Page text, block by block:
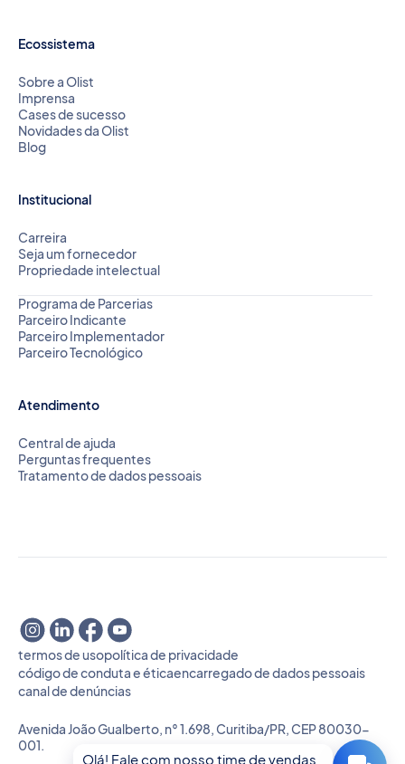
Ecossistema
Sobre a Olist
Imprensa
Cases de sucesso
Novidades da Olist
Blog
Institucional
Carreira
Seja um fornecedor
Propriedade intelectual
Programa de Parcerias
Parceiro Indicante
Parceiro Implementador
Parceiro Tecnológico
Atendimento
Central de ajuda
Perguntas frequentes
Tratamento de dados pessoais
termos de usopolítica de privacidade
código de conduta e éticaencarregado de dados pessoais
canal de denúncias
Avenida João Gualberto, n° 1.698, Curitiba/PR, CEP 80030-
001.
Olá! Fale com nosso time de vendas